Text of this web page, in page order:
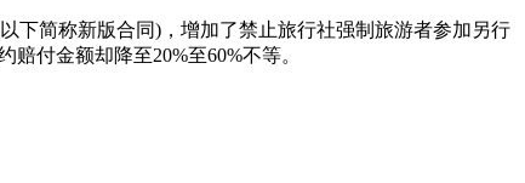
下简称新版合同)，增加了禁止旅行社强制旅游者参加另行
付金额却降至20%至60%不等。